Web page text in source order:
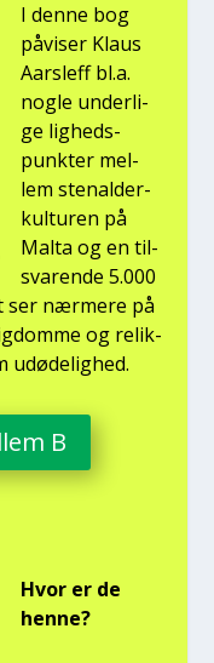
I den­ne bog
påvi­ser Klaus
Aars­l­eff bl.a.
nog­le under­li­
ge lig­heds­
punk­ter mel­
lem ste­nal­der­
kul­tu­ren på
Mal­ta og en til­
sva­ren­de 5.000
ser nær­me­re på
og relik­
udø­de­lig­hed.
B
Hvor er de
hen­ne?